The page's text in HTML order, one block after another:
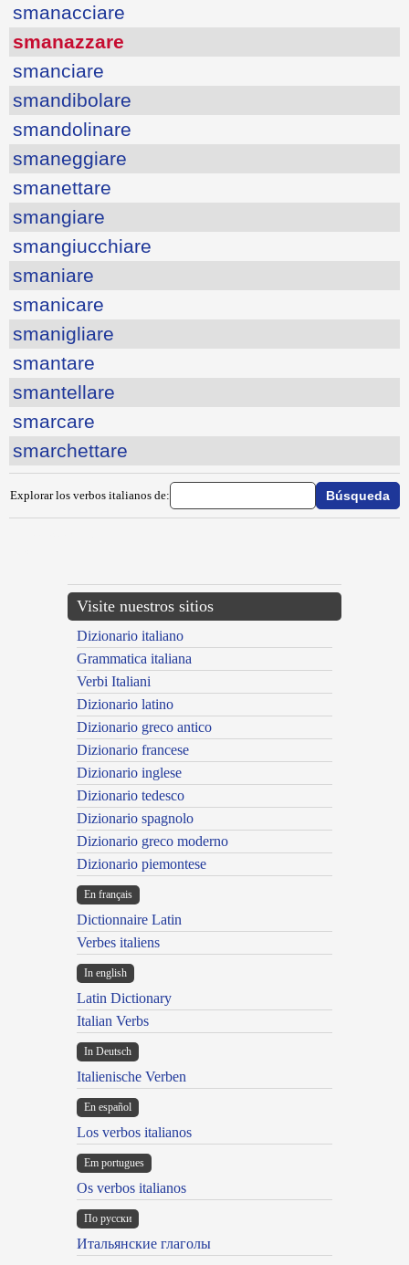
smanacciare
smanazzare
smanciare
smandibolare
smandolinare
smaneggiare
smanettare
smangiare
smangiucchiare
smaniare
smanicare
smanigliare
smantare
smantellare
smarcare
smarchettare
Explorar los verbos italianos de:
Visite nuestros sitios
Dizionario italiano
Grammatica italiana
Verbi Italiani
Dizionario latino
Dizionario greco antico
Dizionario francese
Dizionario inglese
Dizionario tedesco
Dizionario spagnolo
Dizionario greco moderno
Dizionario piemontese
En français
Dictionnaire Latin
Verbes italiens
In english
Latin Dictionary
Italian Verbs
In Deutsch
Italienische Verben
En español
Los verbos italianos
Em portugues
Os verbos italianos
По русски
Итальянские глаголы